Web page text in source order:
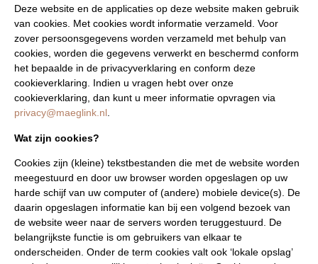
Deze website en de applicaties op deze website maken gebruik
van cookies. Met cookies wordt informatie verzameld. Voor
zover persoonsgegevens worden verzameld met behulp van
cookies, worden die gegevens verwerkt en beschermd conform
het bepaalde in de privacyverklaring en conform deze
cookieverklaring. Indien u vragen hebt over onze
cookieverklaring, dan kunt u meer informatie opvragen via
privacy@maeglink.nl.
Wat zijn cookies?
Cookies zijn (kleine) tekstbestanden die met de website worden
meegestuurd en door uw browser worden opgeslagen op uw
harde schijf van uw computer of (andere) mobiele device(s). De
daarin opgeslagen informatie kan bij een volgend bezoek van
de website weer naar de servers worden teruggestuurd. De
belangrijkste functie is om gebruikers van elkaar te
onderscheiden. Onder de term cookies valt ook ‘lokale opslag’